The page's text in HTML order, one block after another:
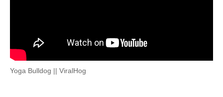
経営リーダーのコミュニティ
マーケ×ITの今がよく分かる
Yoga Bulldog || ViralHog